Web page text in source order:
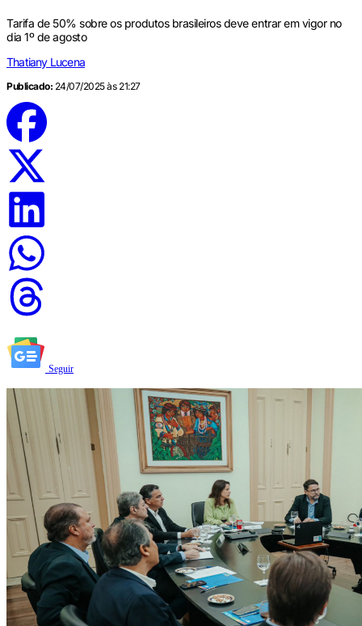
Tarifa de 50% sobre os produtos brasileiros deve entrar em vigor no
dia 1º de agosto
Thatiany Lucena
Publicado: 24/07/2025 às 21:27
Seguir